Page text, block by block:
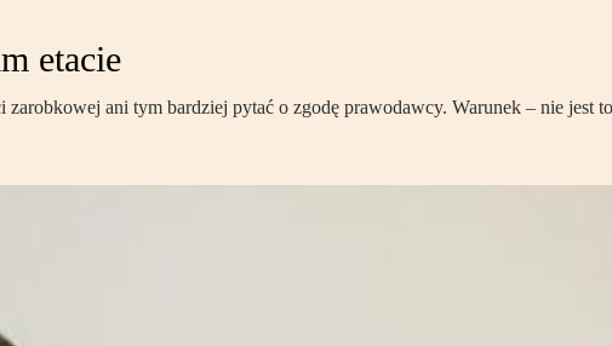
etacie
ani tym bardziej pytać o zgodę prawodawcy. Warunek – nie jest